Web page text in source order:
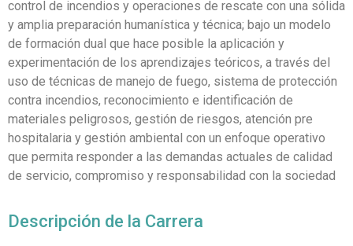
control de incendios y operaciones de rescate con una sólida
y amplia preparación humanística y técnica; bajo un modelo
de formación dual que hace posible la aplicación y
experimentación de los aprendizajes teóricos, a través del
uso de técnicas de manejo de fuego, sistema de protección
contra incendios, reconocimiento e identificación de
materiales peligrosos, gestión de riesgos, atención pre
hospitalaria y gestión ambiental con un enfoque operativo
que permita responder a las demandas actuales de calidad
de servicio, compromiso y responsabilidad con la sociedad
Descripción de la Carrera